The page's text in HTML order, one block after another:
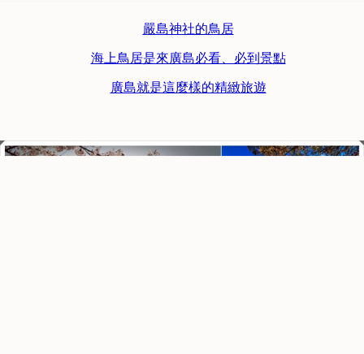
嚴島神社的鳥居
海上鳥居是來廣島必看、必到景點
廣島就是這麼樣的精緻旅遊